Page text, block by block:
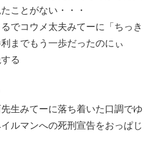
ことがない・・・
でコウメ太夫みてーに「ちっき
までもう一歩だったのにぃ
る
生みてーに落ち着いた口調でゆ
ルマンへの死刑宣告をおっぱじ